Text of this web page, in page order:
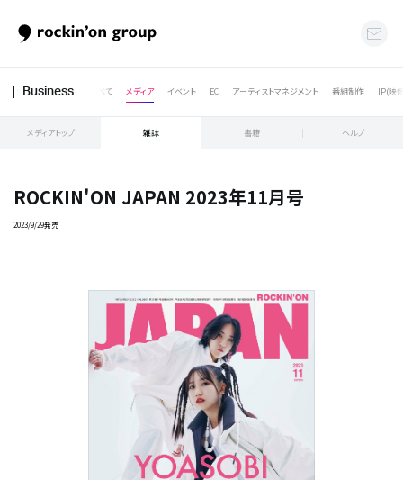
Business すべて メディア イベント EC アーティストマネジメント 番組制作 IP(映
メディアトップ 雑誌 書籍 ヘルプ
ROCKIN'ON JAPAN 2023年11月号
2023/9/29発売